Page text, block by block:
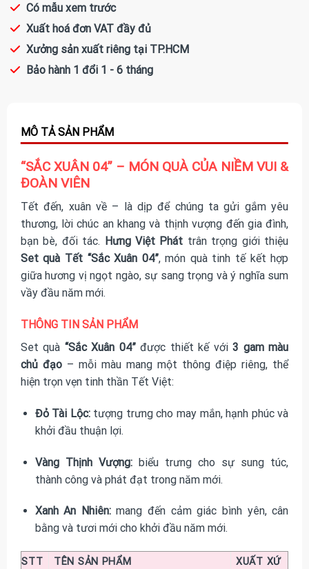
Có mẫu xem trước
Xuất hoá đơn VAT đầy đủ
Xưởng sản xuất riêng tại TP.HCM
Bảo hành 1 đổi 1 - 6 tháng
“SẮC XUÂN 04” – MÓN QUÀ CỦA NIỀM VUI &
ĐOÀN VIÊN
Tết đến, xuân về – là dịp để chúng ta gửi gắm yêu
thương, lời chúc an khang và thịnh vượng đến gia đình,
bạn bè, đối tác. Hưng Việt Phát trân trọng giới thiệu
Set quà Tết “Sắc Xuân 04”, món quà tinh tế kết hợp
giữa hương vị ngọt ngào, sự sang trọng và ý nghĩa sum
vầy đầu năm mới.
THÔNG TIN SẢN PHẨM
Set quà “Sắc Xuân 04”được thiết kế với3 gam màu
chủ đạo– mỗi màu mang một thông điệp riêng, thể
hiện trọn vẹn tinh thần Tết Việt:
Đỏ Tài Lộc:tượng trưng cho may mắn, hạnh phúc và
khởi đầu thuận lợi.
Vàng Thịnh Vượng:biểu trưng cho sự sung túc,
thành công và phát đạt trong năm mới.
Xanh An Nhiên:mang đến cảm giác bình yên, cân
bằng và tươi mới cho khởi đầu năm mới.
STT TÊN SẢN PHẨM
XUẤT XỨ